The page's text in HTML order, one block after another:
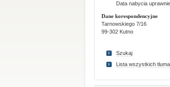
Data nabycia
Dane korespondencyjne
Tarnowskiego 7/16
99-302 Kutno
Szukaj
Lista wszystkich